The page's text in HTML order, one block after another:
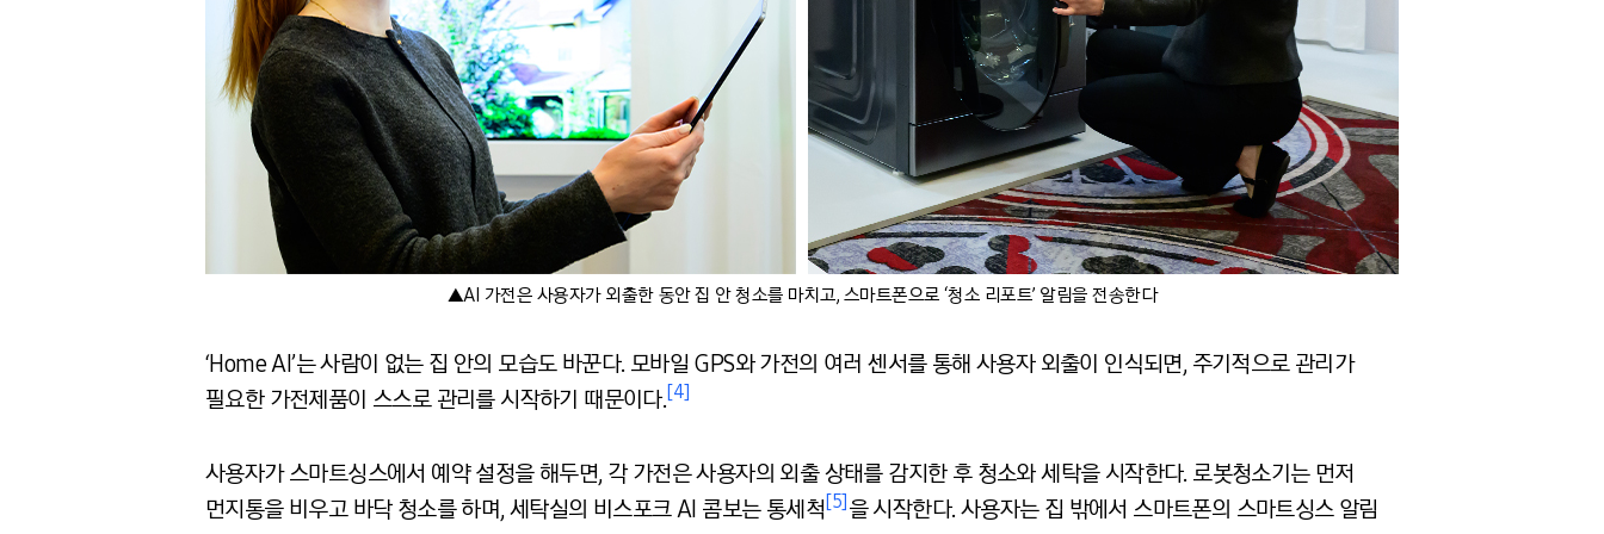
▲AI 가전은 사용자가 외출한 동안 집 안 청소를 마치고, 스마트폰으로 ‘청소 리포트’ 알림을 전송한다
‘Home AI’는 사람이 없는 집 안의 모습도 바꾼다. 모바일 GPS와 가전의 여러 센서를 통해 사용자 외출이 인식되면, 주기적으로 관리가
필요한 가전제품이 스스로 관리를 시작하기 때문이다.[4]
사용자가 스마트싱스에서 예약 설정을 해두면, 각 가전은 사용자의 외출 상태를 감지한 후 청소와 세탁을 시작한다. 로봇청소기는 먼저
먼지통을 비우고 바닥 청소를 하며, 세탁실의 비스포크 AI 콤보는 통세척[5]을 시작한다. 사용자는 집 밖에서 스마트폰의 스마트싱스 알림